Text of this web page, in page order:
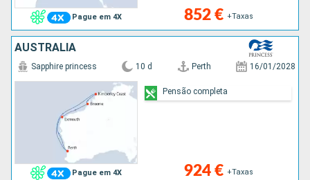
Pague em 4X 852 € +Taxas
AUSTRALIA
Pague em 4X
Sapphire princess 10 d Perth 16/01/2028
924 € +Taxas
Pensão completa